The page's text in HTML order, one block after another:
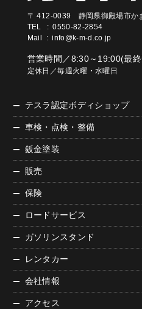
〒 412-0039 静岡県御殿場市か
TEL : 0550-82-2854
Mail :info@k-m-d.co.jp
営業時間／8:30～19:00(最
定休日／毎週火曜・水曜日
テスラ認定ボディショップ
車検・点検・整備
鈑金塗装
販売
保険
ロードサービス
ガソリンスタンド
レンタカー
会社情報
アクセス